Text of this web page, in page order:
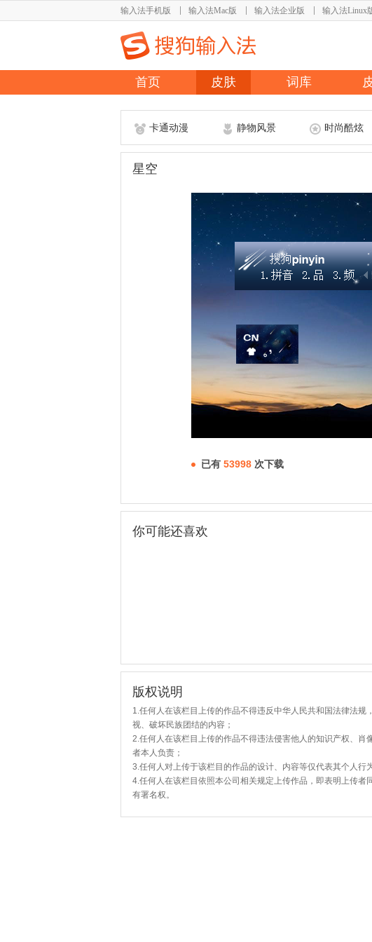
输入法手机版 输入法Mac版 输入法企业版 输入法Linux
首页 皮肤 词库
卡通动漫 静物风景 时尚酷炫
星空
已有 53998 次下载
你可能还喜欢
版权说明
1.任何人在该栏目上传的作品不得违反中华人民共和国法律法
视、破坏民族团结的内容；
2.任何人在该栏目上传的作品不得违法侵害他人的知识产权、
者本人负责；
3.任何人对上传于该栏目的作品的设计、内容等仅代表其个人行
4.任何人在该栏目依照本公司相关规定上传作品，即表明上传
有署名权。